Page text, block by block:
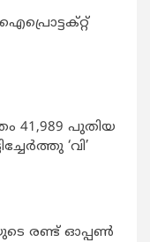
41,989 പുതിയ
‘വി’
രണ്ട് ഓപ്പണ്‍